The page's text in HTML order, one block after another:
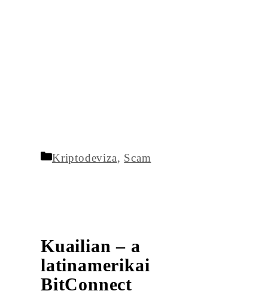
Kategória
Kriptodeviza, Scam
Kuailian – a
latinamerikai
BitConnect